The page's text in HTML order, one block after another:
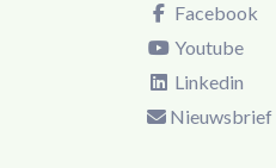
Facebook
Youtube
Linkedin
Nieuwsbrief